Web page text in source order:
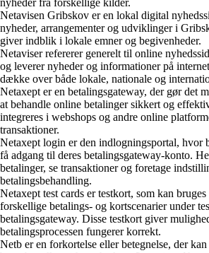
Netavisen Gribskov er en lokal digital
nyheder, arrangementer og udviklinger i
giver indblik i lokale emner og begivenheder.
Netaviser refererer generelt til online
og leverer nyheder og informationer på
dække over både lokale, nationale og
Netaxept er en betalingsgateway, der gør det
at behandle online betalinger sikkert og
integreres i webshops og andre online
transaktioner.
Netaxept login er den indlogningsportal, hvor
få adgang til deres betalingsgateway-konto.
betalinger, se transaktioner og foretage
betalingsbehandling.
Netaxept test cards er testkort, som kan
forskellige betalings- og kortscenarier under
betalingsgateway. Disse testkort giver
betalingsprocessen fungerer korrekt.
Netb er en forkortelse eller betegnelse, der